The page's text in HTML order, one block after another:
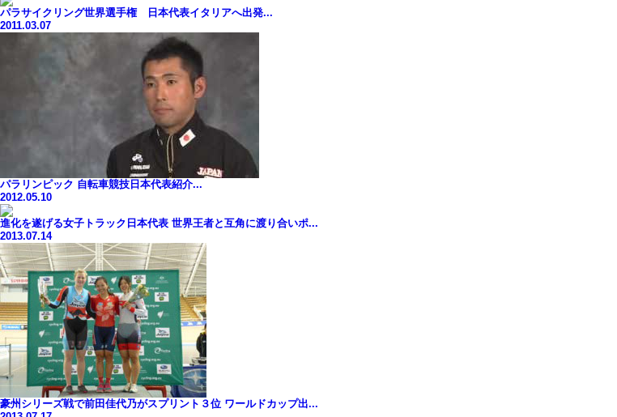
パラサイクリング世界選手権 日本代表イタリアへ出発...
2011.03.07
パラリンピック 自転車競技日本代表紹介...
2012.05.10
進化を遂げる女子トラック日本代表 世界王者と互角に渡り合いポ...
2013.07.14
豪州シリーズ戦で前田佳代乃がスプリント３位 ワールドカップ出...